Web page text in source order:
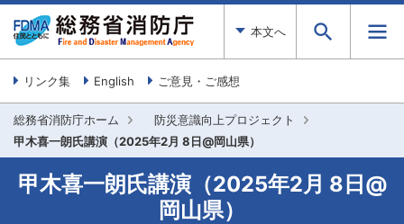
本文へ
リンク集 English ご意見・ご感想
総務省消防庁ホーム
防災意識向上プロジェクト
甲木喜一朗氏講演（2025年2月 8日@岡山県）
甲木喜一朗氏講演（2025年2月 8日@
岡山県）